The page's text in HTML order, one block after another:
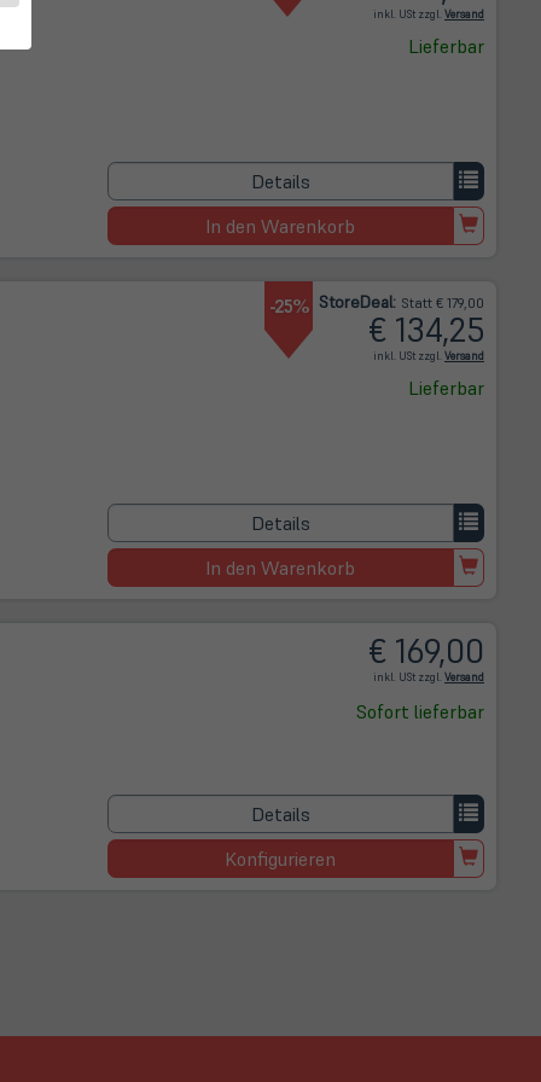
inkl. USt zzgl. Versand
Lieferbar
Details
In den Warenkorb
-25% StoreDeal: Statt € 179,00
€ 134,25
inkl. USt zzgl. Versand
Lieferbar
Details
In den Warenkorb
€ 169,00
inkl. USt zzgl. Versand
Sofort lieferbar
Details
Konfigurieren